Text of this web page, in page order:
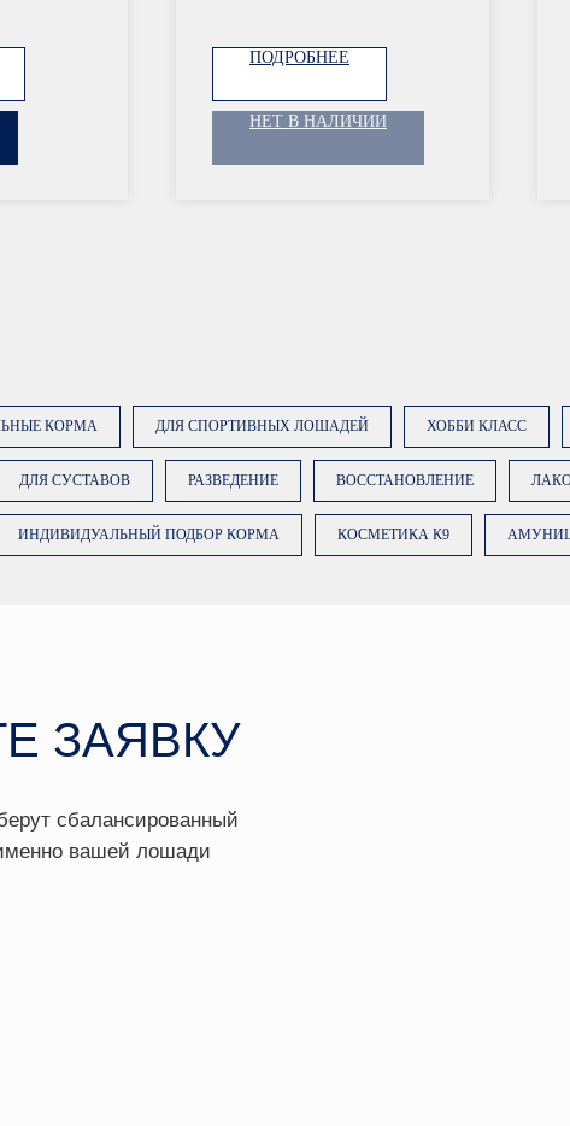
ПОДРОБНЕЕ
НЕТ В НАЛИЧИИ
КОРМА ДЛЯ СПОРТИВНЫХ ЛОШАДЕЙ ХОББИ КЛАСС
ДЛЯ СУСТАВОВ РАЗВЕДЕНИЕ ВОССТАНОВЛЕНИЕ
ИНДИВИДУАЛЬНЫЙ ПОДБОР КОРМА КОСМЕТИКА К9
сбалансированный
вашей лошади